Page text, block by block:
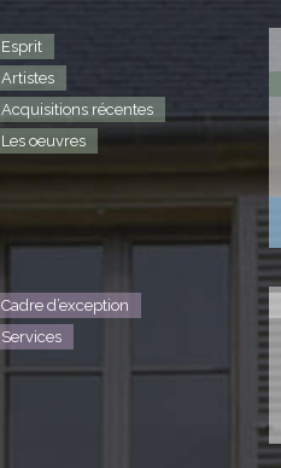
Esprit
Artistes
Acquisitions récentes
Les oeuvres
Cadre d’exception
Services